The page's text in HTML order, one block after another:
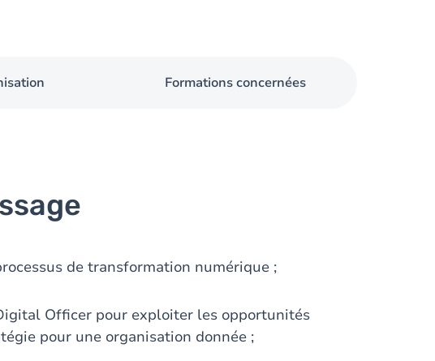
Formations concernées
de transformation numérique ;
Officer pour exploiter les opportunités
pour une organisation donnée ;